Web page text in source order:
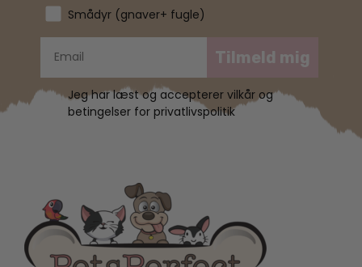
Smådyr (gnaver+ fugle)
Tilmeld mig
Jeg har læst og accepterer vilkår og
betingelser for privatlivspolitik